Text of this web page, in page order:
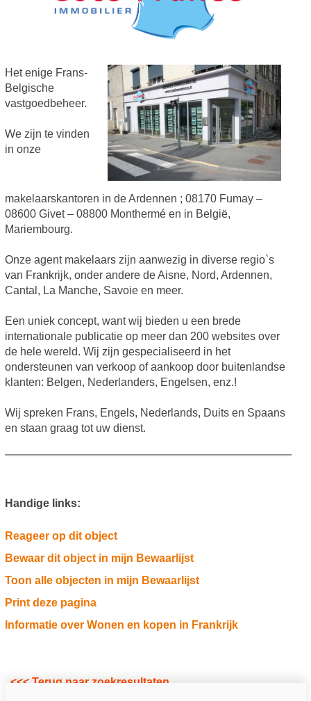
Het enige Frans-
Belgische
vastgoedbeheer.
We zijn te vinden
in onze
makelaarskantoren in de Ardennen ; 08170 Fumay –
08600 Givet – 08800 Monthermé en in België,
Mariembourg.
Onze agent makelaars zijn aanwezig in diverse regio`s
van Frankrijk, onder andere de Aisne, Nord, Ardennen,
Cantal, La Manche, Savoie en meer.
Een uniek concept, want wij bieden u een brede
internationale publicatie op meer dan 200 websites over
de hele wereld. Wij zijn gespecialiseerd in het
ondersteunen van verkoop of aankoop door buitenlandse
klanten: Belgen, Nederlanders, Engelsen, enz.!
Wij spreken Frans, Engels, Nederlands, Duits en Spaans
en staan graag tot uw dienst.
Handige links:
Reageer op dit object
Bewaar dit object in mijn Bewaarlijst
Toon alle objecten in mijn Bewaarlijst
Print deze pagina
Informatie over Wonen en kopen in Frankrijk
<<< Terug naar zoekresultaten